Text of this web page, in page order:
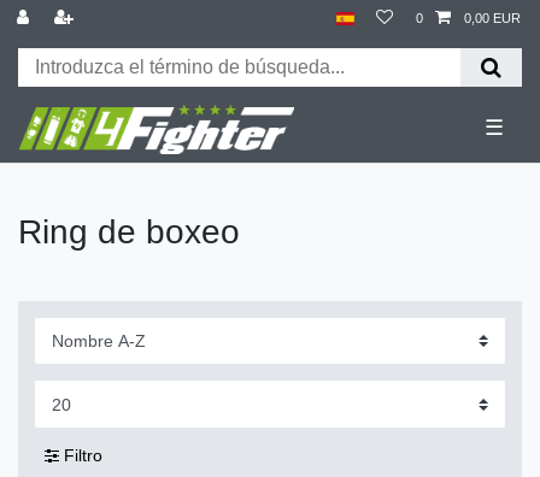
0 0,00 EUR
☰
Ring de boxeo
Filtro